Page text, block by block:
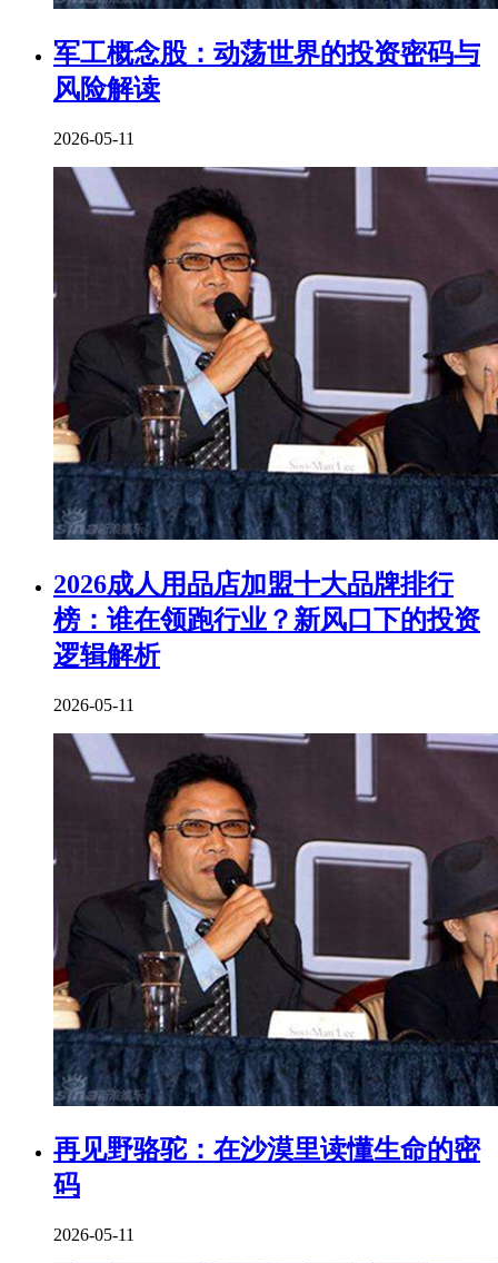
军工概念股：动荡世界的投资密码与
风险解读
2026-05-11
2026成人用品店加盟十大品牌排行
榜：谁在领跑行业？新风口下的投资
逻辑解析
2026-05-11
再见野骆驼：在沙漠里读懂生命的密
码
2026-05-11